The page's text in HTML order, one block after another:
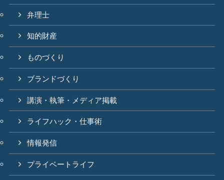
弁理士
知的財産
ものづくり
ブランドづくり
講演・執筆・メディア掲載
ライフハック・仕事術
情報発信
プライベートライフ